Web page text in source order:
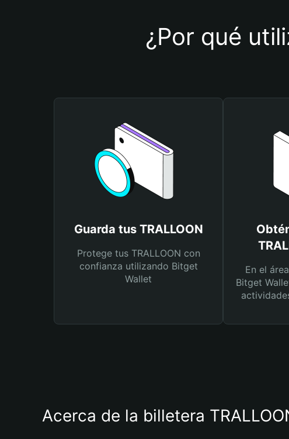
¿Por qué
Guarda tus TRALLOON
Protege tus TRALLOON con
confianza utilizando Bitget
Wallet
En el
Bitget
Acerca de la billetera